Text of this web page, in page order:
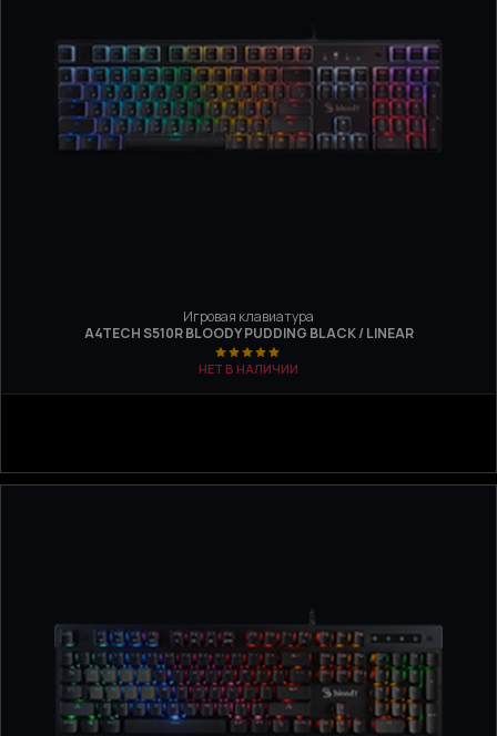
Игровая клавиатура
A4TECH S510R BLOODY PUDDING BLACK / LINEAR
НЕТ В НАЛИЧИИ